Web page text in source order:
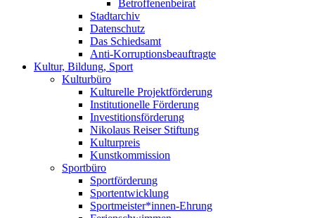
Betroffenenbeirat
Stadtarchiv
Datenschutz
Das Schiedsamt
Anti-Korruptionsbeauftragte
Kultur, Bildung, Sport
Kulturbüro
Kulturelle Projektförderung
Institutionelle Förderung
Investitionsförderung
Nikolaus Reiser Stiftung
Kulturpreis
Kunstkommission
Sportbüro
Sportförderung
Sportentwicklung
Sportmeister*innen-Ehrung